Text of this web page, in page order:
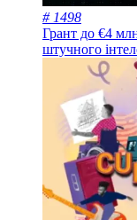
# 1498
Грант до €4
штучного